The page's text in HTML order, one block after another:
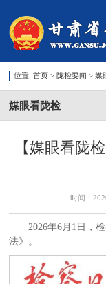
位置: 首页> 陇检要闻 > 媒
媒眼看陇检
【媒眼看陇
时间：
2026年6月1日，
法》。